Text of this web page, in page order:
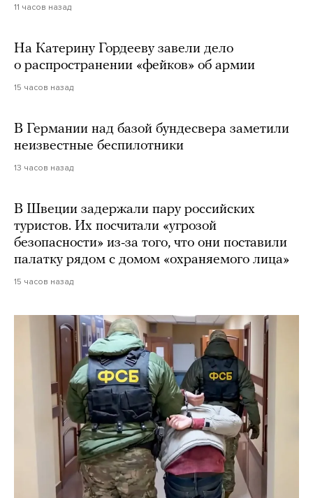
11 часов назад
На Катерину Гордееву завели дело
о распространении «фейков» об армии
15 часов назад
В Германии над базой бундесвера заметили
неизвестные беспилотники
13 часов назад
В Швеции задержали пару российских
туристов. Их посчитали «угрозой
безопасности» из-за того, что они поставили
палатку рядом с домом «охраняемого лица»
15 часов назад